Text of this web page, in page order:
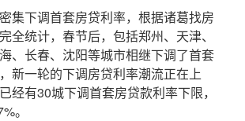
下调首套房贷利率，根据诸葛找房
全统计，春节后，包括郑州、天津、
、长春、沈阳等城市相继下调了首套
新一轮的下调房贷利率潮流正在上
经有30城下调首套房贷款利率下限，
。